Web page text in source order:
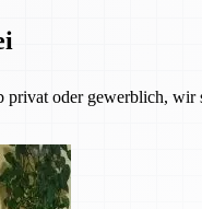
privat oder gewerblich,